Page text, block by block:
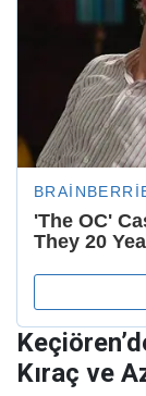
Kıraç ve